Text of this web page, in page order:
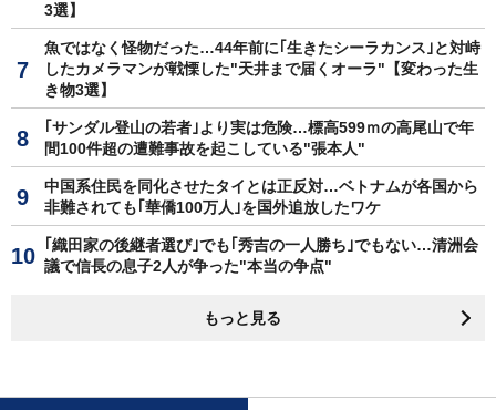
3選】
魚ではなく怪物だった…44年前に｢生きたシーラカンス｣と対峙
したカメラマンが戦慄した"天井まで届くオーラ"【変わった生
き物3選】
｢サンダル登山の若者｣より実は危険…標高599ｍの高尾山で年
間100件超の遭難事故を起こしている"張本人"
中国系住民を同化させたタイとは正反対…ベトナムが各国から
非難されても｢華僑100万人｣を国外追放したワケ
｢織田家の後継者選び｣でも｢秀吉の一人勝ち｣でもない…清洲会
議で信長の息子2人が争った"本当の争点"
もっと見る